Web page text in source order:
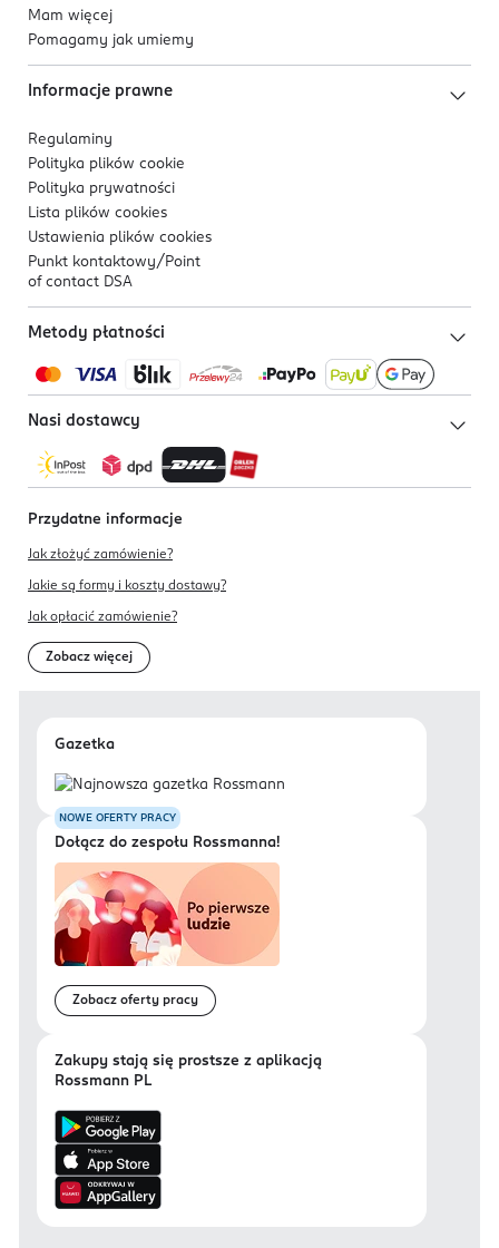
Mam więcej
Pomagamy jak umiemy
Informacje prawne
Regulaminy
Polityka plików cookie
Polityka prywatności
Lista plików cookies
Ustawienia plików cookies
Punkt kontaktowy/ Point
of contact DSA
Metody płatności
Nasi dostawcy
Przydatne informacje
Jak złożyć zamówienie?
Jakie są formy i koszty dostawy?
Jak opłacić zamówienie?
Zobacz więcej
Gazetka
NOWE OFERTY PRACY
Dołącz do zespołu Rossmanna!
Zobacz oferty pracy
Zakupy stają się prostsze z aplikacją
Rossmann PL